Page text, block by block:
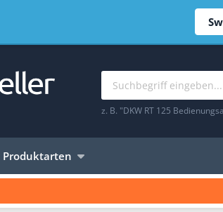
z. B. "DKW RT 125
Produktarten